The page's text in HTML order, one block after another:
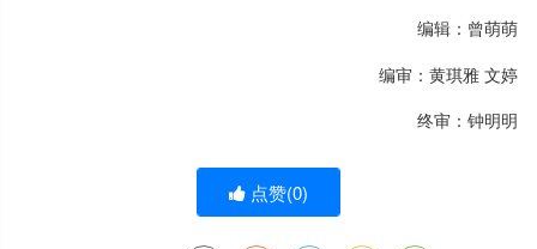
编辑：曾萌萌
编审：黄琪雅 文婷
终审：钟明明
点赞(0)